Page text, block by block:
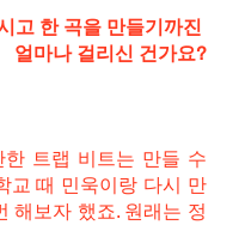
고 한 곡을 만들기까진
얼마나 걸리신 건가요?
트랩 비트는 만들 수
교 때 민욱이랑 다시 만
해보자 했죠. 원래는 정